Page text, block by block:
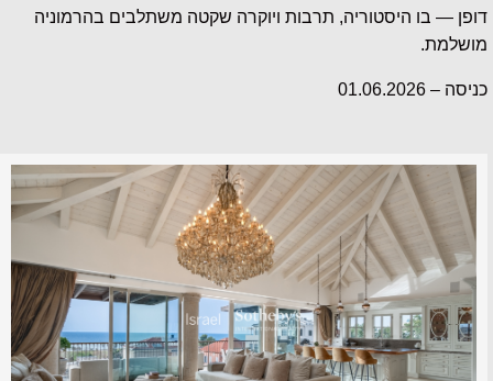
דופן — בו היסטוריה, תרבות ויוקרה שקטה משתלבים בהרמוניה
מושלמת.
כניסה – 01.06.2026